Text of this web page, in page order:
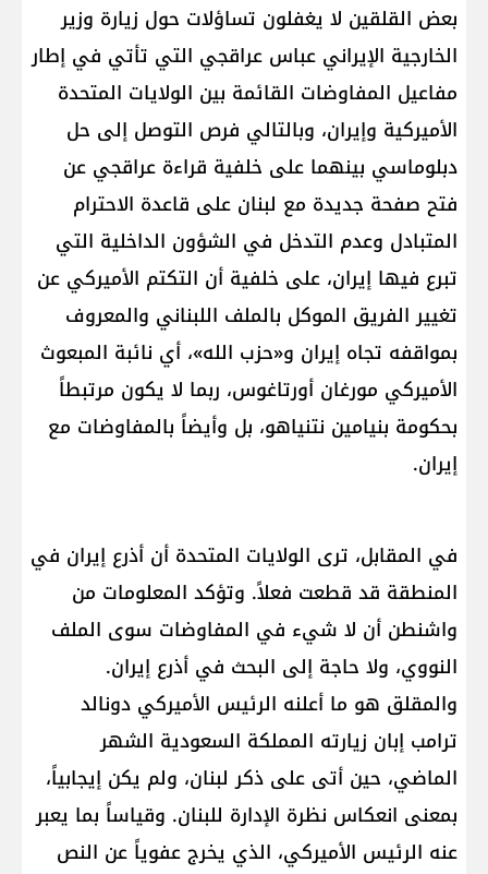
بعض القلقين لا يغفلون تساؤلات حول زيارة وزير
الخارجية الإيراني عباس عراقجي التي تأتي في إطار
مفاعيل المفاوضات القائمة بين الولايات المتحدة
الأميركية وإيران، وبالتالي فرص التوصل إلى حل
دبلوماسي بينهما على خلفية قراءة عراقجي عن
فتح صفحة جديدة مع لبنان على قاعدة الاحترام
المتبادل وعدم التدخل في الشؤون الداخلية التي
تبرع فيها إيران، على خلفية أن التكتم الأميركي عن
تغيير الفريق الموكل بالملف اللبناني والمعروف
بمواقفه تجاه إيران و«حزب الله»، أي نائبة المبعوث
الأميركي مورغان أورتاغوس، ربما لا يكون مرتبطاً
بحكومة بنيامين نتنياهو، بل وأيضاً بالمفاوضات مع
إيران.
في المقابل، ترى الولايات المتحدة أن أذرع إيران في
المنطقة قد قطعت فعلاً. وتؤكد المعلومات من
واشنطن أن لا شيء في المفاوضات سوى الملف
النووي، ولا حاجة إلى البحث في أذرع إيران.
والمقلق هو ما أعلنه الرئيس الأميركي دونالد
ترامب إبان زيارته المملكة السعودية الشهر
الماضي، حين أتى على ذكر لبنان، ولم يكن إيجابياً،
بمعنى انعكاس نظرة الإدارة للبنان. وقياساً بما يعبر
عنه الرئيس الأميركي، الذي يخرج عفوياً عن النص